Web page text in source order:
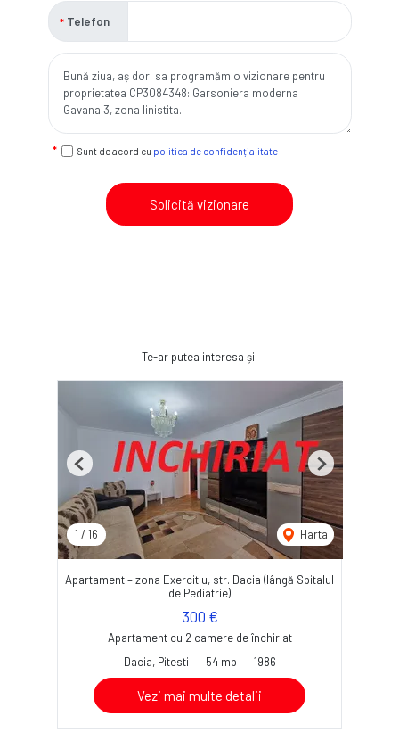
Telefon
Sunt de acord cu politica de confidențialitate
Solicită vizionare
Te-ar putea interesa și:
1 / 16 Harta
Previous Next
Apartament – zona Exercitiu, str. Dacia (lângă Spitalul
de Pediatrie)
300 €
Apartament cu 2 camere de închiriat
Dacia, Pitesti
54 mp 1986
Vezi mai multe detalii